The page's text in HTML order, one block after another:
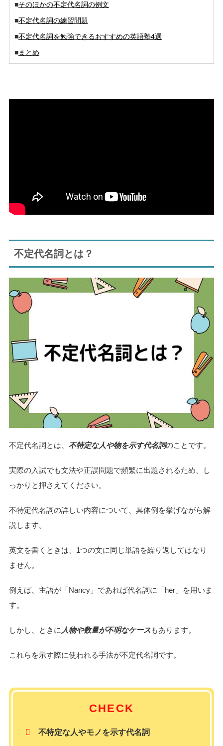
■そのほかの不定代名詞の例文
■不定代名詞の練習問題
■不定代名詞を勉強できるおすすめの英語塾4選
■まとめ
不定代名詞とは？
不定代名詞とは、 不特定な人や物を示す代名詞のことです。
実際の入試でも文法や正誤問題で頻繁に出題されるため、し
っかりと押さえてください。
不特定代名詞の詳しい内容について、具体例を挙げながら解
説します。
英文を書くときは、1つの文に同じ単語を繰り返してはなり
ません。
例えば、主語が「Nancy」であれば代名詞に「her」を用いま
す。
しかし、ときに 人物や数量が不明なケース もあります。
これらを示す際に使われる手法が不定代名詞です。
CHECK
不特定な人やモノを示す代名詞